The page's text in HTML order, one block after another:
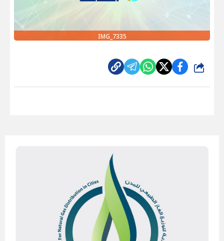
IMG_7335
شارك